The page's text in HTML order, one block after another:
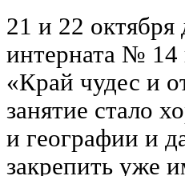
21 и 22
интерната № 14
«Край чудес и
занятие стало
и географии и
закрепить уже